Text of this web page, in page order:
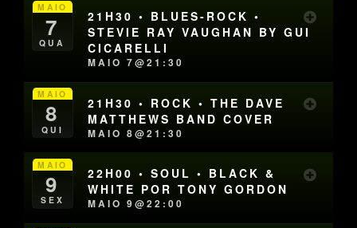
MAIO
7
QUA
21H30 • BLUES-ROCK •
STEVIE RAY VAUGHAN BY GUI
CICARELLI
MAIO 7@21:30
MAIO
8
QUI
21H30 • ROCK • THE DAVE
MATTHEWS BAND COVER
MAIO 8@21:30
MAIO
9
SEX
22H00 • SOUL • BLACK &
WHITE POR TONY GORDON
MAIO 9@22:00